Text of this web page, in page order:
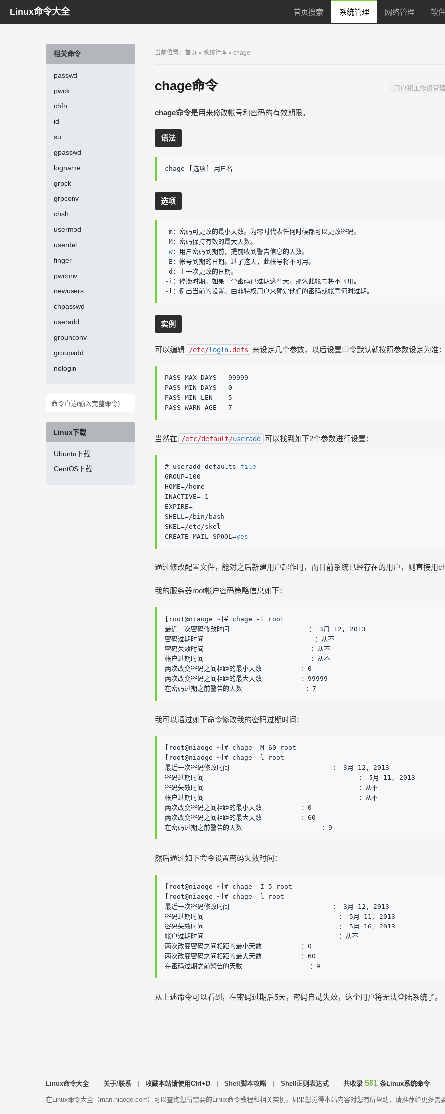
Linux命令大全 首页搜索 系统管理 网络管理 软
当前位置： 首页 » 系统管理 » chage
chage命令 用户和工作组管理
chage命令是用来修改帐号和密码的有效期限。
语法
chage [选项] 用户名
选项
-m：密码可更改的最小天数。为零时代表任何时候都可以更改密码。
-M：密码保持有效的最大天数。
-w：用户密码到期前，提前收到警告信息的天数。
-E：帐号到期的日期。过了这天，此帐号将不可用。
-d：上一次更改的日期。
-i：停滞时期。如果一个密码已过期这些天，那么此帐号将不可用。
-l：例出当前的设置。由非特权用户来确定他们的密码或帐号何时过期。
实例
可以编辑 /etc/login.defs 来设定几个参数，以后设置口令默认就按照参数设定为准
PASS_MAX_DAYS   99999
PASS_MIN_DAYS   0
PASS_MIN_LEN    5
PASS_WARN_AGE   7
当然在 /etc/default/useradd 可以找到如下2个参数进行设置：
# useradd defaults file
GROUP=100
HOME=/home
INACTIVE=-1
EXPIRE=
SHELL=/bin/bash
SKEL=/etc/skel
CREATE_MAIL_SPOOL=yes
通过修改配置文件，能对之后新建用户起作用，而目前系统已经存在的用户，则直接用
我的服务器root帐户密码策略信息如下：
[root@niaoge ~]# chage -l root
最近一次密码修改时间                    ： 3月 12, 2013
密码过期时间                            ：从不
密码失效时间                           ：从不
帐户过期时间                           ：从不
两次改变密码之间相距的最小天数          ：0
两次改变密码之间相距的最大天数          ：99999
在密码过期之前警告的天数                ：7
我可以通过如下命令修改我的密码过期时间：
[root@niaoge ~]# chage -M 60 root
[root@niaoge ~]# chage -l root
最近一次密码修改时间                          ： 3月 12, 2013
密码过期时间                                       ： 5月 11, 2013
密码失效时间                                       ：从不
帐户过期时间                                       ：从不
两次改变密码之间相距的最小天数          ：0
两次改变密码之间相距的最大天数          ：60
在密码过期之前警告的天数                    ：9
然后通过如下命令设置密码失效时间：
[root@niaoge ~]# chage -I 5 root
[root@niaoge ~]# chage -l root
最近一次密码修改时间                          ： 3月 12, 2013
密码过期时间                                  ： 5月 11, 2013
密码失效时间                                  ： 5月 16, 2013
帐户过期时间                                  ：从不
两次改变密码之间相距的最小天数          ：0
两次改变密码之间相距的最大天数          ：60
在密码过期之前警告的天数                 ：9
从上述命令可以看到，在密码过期后5天，密码自动失效，这个用户将无法登陆系统了。
相关命令
passwd
pwck
chfn
id
su
gpasswd
logname
grpck
grpconv
chsh
usermod
userdel
finger
pwconv
newusers
chpasswd
useradd
grpunconv
groupadd
nologin
Linux下载
Ubuntu下载
CentOS下载
Linux命令大全 关于/联系 收藏本站请使用Ctrl+D Shell脚本攻略 Shell正则表达式 共收录 581 条Linux系统命令
在Linux命令大全（man.niaoge.com）可以查询您所需要的Linux命令教程和相关实例。如果您觉得本站内容对您有所帮助，请推荐给更多需